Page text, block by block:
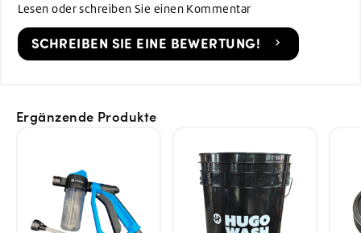
Lesen oder schreiben Sie einen Kommentar
SCHREIBEN SIE EINE BEWERTUNG!
Ergänzende Produkte